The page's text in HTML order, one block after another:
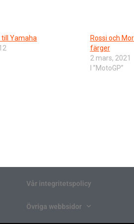
till Yamaha
Rossi och
färger
2 mars, 2021
I ”MotoGP”
Vår integritetspolicy
Övriga webbsidor